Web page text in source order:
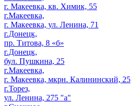
г. Макеевка, кв. Химик, 55
г.Макеевка,
г. Макеевка, ул. Ленина, 71
г.Донецк,
пр. Титова, 8 «б»
г.Донецк,
бул. Пушкина, 25
г.Макеевка,
г. Макеевка, мкрн. Калининский, 25
г.Торез,
ул. Ленина, 275 "а"